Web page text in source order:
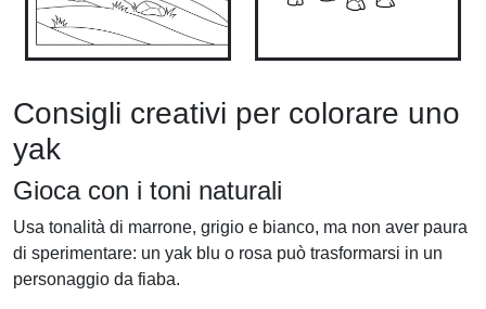
Consigli creativi per colorare uno
yak
Gioca con i toni naturali
Usa tonalità di marrone, grigio e bianco, ma non aver paura
di sperimentare: un yak blu o rosa può trasformarsi in un
personaggio da fiaba.